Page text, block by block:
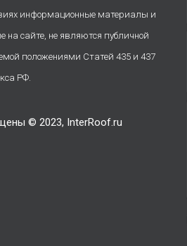
информационные материалы и
на сайте, не являются публичной
положениями Статей 435 и 437
РФ.
© 2023, InterRoof.ru